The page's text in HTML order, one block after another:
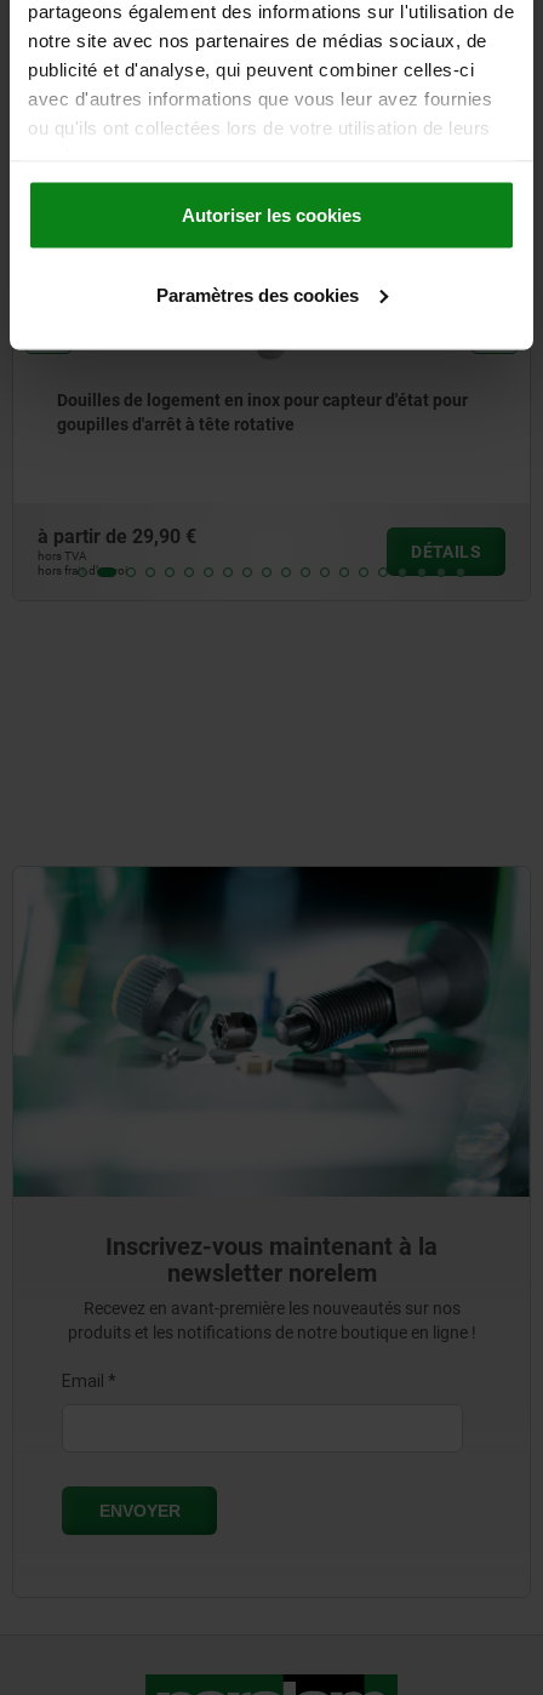
partageons également des informations sur l'utilisation de
notre site avec nos partenaires de médias sociaux, de
publicité et d'analyse, qui peuvent combiner celles-ci
avec d'autres informations que vous leur avez fournies
ou qu'ils ont collectées lors de votre utilisation de leurs
Autoriser les cookies
Paramètres des cookies
D'autres clients ont
également acheté
NOUVEAU
d'état pour
DÉTAILS
Douille conique en acier ou en
d’indexage premium
12,13 €
hors frais d’envoi
Inscrivez-vous maintenant à la
newsletter norelem
Recevez en avant-première les nouveautés sur nos
produits et les notifications de notre boutique en ligne !